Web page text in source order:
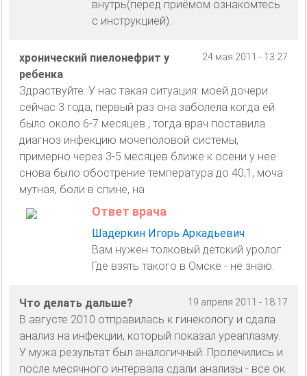
внутрь(перед приёмом ознакомтесь
с инструкцией).
24 мая 2011 - 13:27
хронический пиелонефрит у
ребенка
Здраствуйте. У нас такая ситуация: моей дочери
сейчас 3 года, первый раз она заболела когда ей
было около 6-7 месяцев , тогда врач поставила
диагноз инфекцию мочеполовой системы,
примерно через 3-5 месяцев ближе к осени у нее
снова было обострение температура до 40,1, моча
мутная, боли в спине, на
Ответ врача
Шадёркин Игорь Аркадьевич
Вам нужен толковый детский уролог.
Где взять такого в Омске - не знаю.
19 апреля 2011 - 18:17
Что делать дальше?
В августе 2010 отправилась к гинекологу и сдала
анализ на инфекции, который показал уреаплазму.
У мужа результат был аналогичный. Пролечились и
после месячного интервала сдали анализы - все ок.